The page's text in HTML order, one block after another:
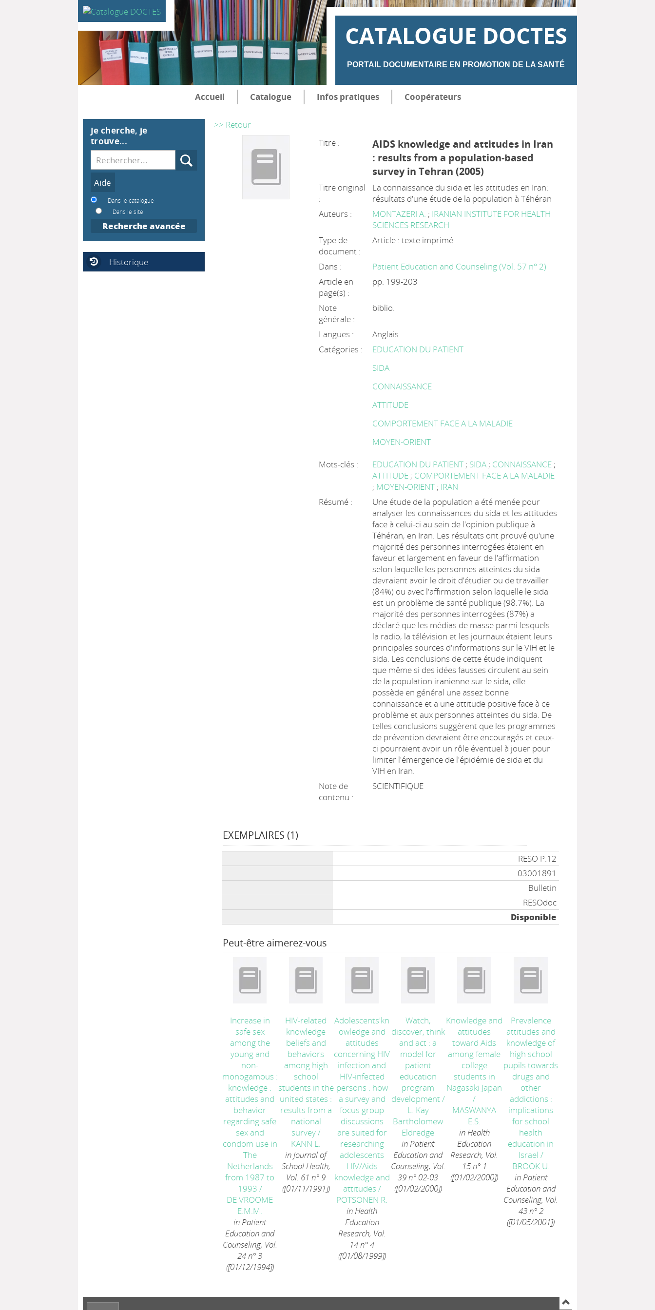
CATALOGUE DOCTES
PORTAIL DOCUMENTAIRE EN PROMOTION DE LA SANTÉ
Accueil Catalogue Infos pratiques Coopérateurs
>> Retour
Titre :
AIDS knowledge and attitudes in Iran
: results from a population-based
survey in Tehran (2005)
Titre original
:
La connaissance du sida et les attitudes en Iran:
résultats d'une étude de la population à Téhéran
Auteurs :
MONTAZERI A. ; IRANIAN INSTITUTE FOR HEALTH
SCIENCES RESEARCH
Type de
document :
Article : texte imprimé
Dans :
Patient Education and Counseling (Vol. 57 n° 2)
Article en
page(s) :
pp. 199-203
Note
générale :
biblio.
Langues :
Anglais
Catégories :
EDUCATION DU PATIENT
SIDA
CONNAISSANCE
ATTITUDE
COMPORTEMENT FACE A LA MALADIE
MOYEN-ORIENT
Mots-clés :
EDUCATION DU PATIENT ; SIDA ; CONNAISSANCE ;
ATTITUDE ; COMPORTEMENT FACE A LA MALADIE
; MOYEN-ORIENT ; IRAN
Résumé :
Une étude de la population a été menée pour
analyser les connaissances du sida et les attitudes
face à celui-ci au sein de l'opinion publique à
Téhéran, en Iran. Les résultats ont prouvé qu'une
majorité des personnes interrogées étaient en
faveur et largement en faveur de l'affirmation
selon laquelle les personnes atteintes du sida
devraient avoir le droit d'étudier ou de travailler
(84%) ou avec l'affirmation selon laquelle le sida
est un problème de santé publique (98.7%). La
majorité des personnes interrogées (87%) a
déclaré que les médias de masse parmi lesquels
la radio, la télévision et les journaux étaient leurs
principales sources d'informations sur le VIH et le
sida. Les conclusions de cette étude indiquent
que même si des idées fausses circulent au sein
de la population iranienne sur le sida, elle
possède en général une assez bonne
connaissance et a une attitude positive face à ce
problème et aux personnes atteintes du sida. De
telles conclusions suggèrent que les programmes
de prévention devraient être encouragés et ceux-
ci pourraient avoir un rôle éventuel à jouer pour
limiter l'émergence de l'épidémie de sida et du
VIH en Iran.
Note de
contenu :
SCIENTIFIQUE
EXEMPLAIRES (1)
RESO P.12
03001891
Bulletin
RESOdoc
Disponible
Peut-être aimerez-vous
Increase in
safe sex
among the
young and
non-
monogamous :
knowledge :
attitudes and
behavior
regarding safe
sex and
condom use in
The
Netherlands
from 1987 to
1993 /
DE VROOME
E.M.M.
in Patient
Education and
Counseling, Vol.
24 n° 3
([01/12/1994])
HIV-related
knowledge
beliefs and
behaviors
among high
school
students in the
united states :
results from a
national
survey/
KANN L.
in Journal of
School Health,
Vol. 61 n° 9
([01/11/1991])
Adolescents'kn
owledge and
attitudes
concerning HIV
infection and
HIV-infected
persons : how
a survey and
focus group
discussions
are suited for
researching
adolescents
HIV/Aids
knowledge and
attitudes /
POTSONEN R.
in Health
Education
Research, Vol.
14 n° 4
([01/08/1999])
Watch,
discover, think
and act : a
model for
patient
education
program
development/
L. Kay
Bartholomew
Eldredge
in Patient
Education and
Counseling, Vol.
39 n° 02-03
([01/02/2000])
Knowledge and
attitudes
toward Aids
among female
college
students in
Nagasaki Japan
/
MASWANYA
E.S.
in Health
Education
Research, Vol.
15 n° 1
([01/02/2000])
Prevalence
attitudes and
knowledge of
high school
pupils towards
drugs and
other
addictions :
implications
for school
health
education in
Israel /
BROOK U.
in Patient
Education and
Counseling, Vol.
43 n° 2
([01/05/2001])
Je cherche, je
trouve...
Recherche
Dans le catalogue
Dans le site
Recherche avancée
Historique